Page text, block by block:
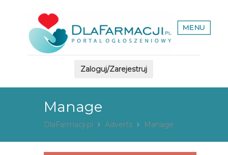
MENU
Zaloguj/Zarejestruj
Manage
DlaFarmacji.pl Adverts Manage